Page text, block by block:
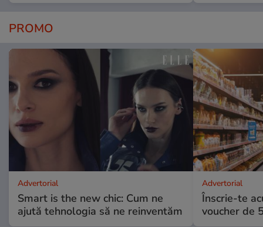
PROMO
Advertorial
Smart is the new chic: Cum ne
ajută tehnologia să ne reinventăm
Advertorial
Înscrie-te
voucher de